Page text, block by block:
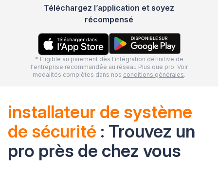
Téléchargez l’application et soyez
récompensé
* Eligible au paiement dès l'intégration définitive de
l'entreprise recommandée au réseau Plus que pro. Voir
modalités complètes dans nos conditions générales.
installateur de système
de sécurité : Trouvez un
pro près de chez vous